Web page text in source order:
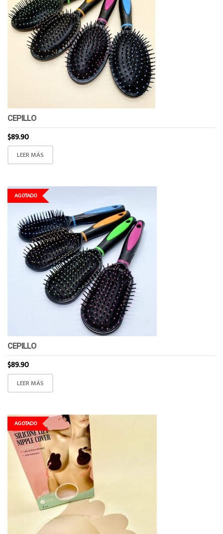
CEPILLO
$89.90
LEER MÁS
AGOTADO
CEPILLO
$89.90
LEER MÁS
AGOTADO